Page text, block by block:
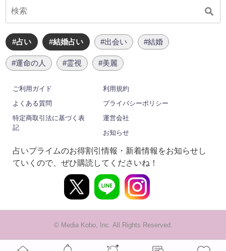
#占い #結婚占い #出会い #結婚
#運命の人 #霊視 #美麗
ご利用ガイド
利用規約
よくある質問
プライバシーポリシー
特定商取引法に基づく表
記
運営会社
お知らせ
占いプライムのお得割引情報・新着情報をお知らせし
ていくので、ぜひ購読してくださいね！
© Media Kobo, Inc. All Rights Reserved.